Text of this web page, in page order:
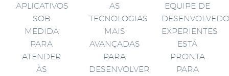
APLICATIVOS
SOB
MEDIDA
PARA
ATENDER
ÀS
AS
TECNOLOGIAS
MAIS
AVANÇADAS
PARA
DESENVOLVER
EQUIPE DE
EXPERIENTES
ESTÁ
PRONTA
PARA